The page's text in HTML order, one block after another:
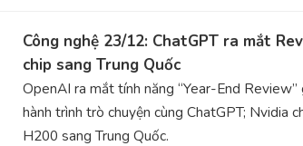
Công nghệ 23/12: ChatGPT ra mắt
chip sang Trung Quốc
OpenAI ra mắt tính năng “Year-End
hành trình trò chuyện cùng ChatGPT; Nvidia
H200 sang Trung Quốc.